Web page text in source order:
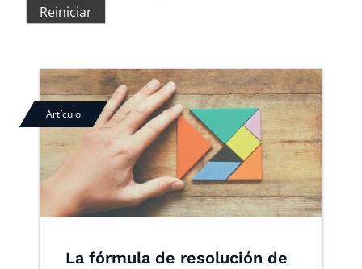
Reiniciar
Artículo
La fórmula de resolución de